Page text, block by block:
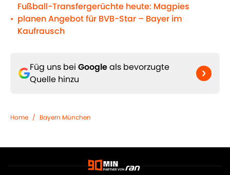
•
Fußball-Transfergerüchte heute: Magpies
planen Angebot für BVB-Star – Bayer im
Kaufrausch
Füg uns bei Googleals bevorzugte
Quelle hinzu
Home / Bayern München